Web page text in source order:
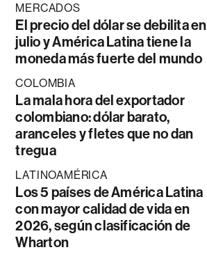
MERCADOS
El precio del dólar se debilita en
julio y América Latina tiene la
moneda más fuerte del mundo
COLOMBIA
La mala hora del exportador
colombiano: dólar barato,
aranceles y fletes que no dan
tregua
LATINOAMÉRICA
Los 5 países de América Latina
con mayor calidad de vida en
2026, según clasificación de
Wharton